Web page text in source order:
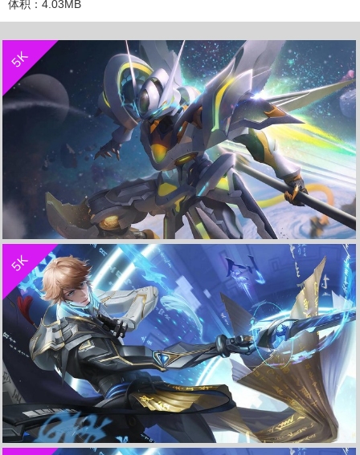
体积：4.03MB
5K
零号・雷霆-孙悟空《王者荣耀》 4K电脑壁纸
立 即 下 载
收 藏
5K
立 即 下 载
收 藏
立 即 下 载
收 藏